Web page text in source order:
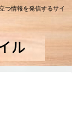
つ情報を発信するサイ